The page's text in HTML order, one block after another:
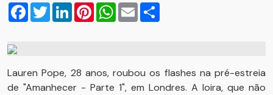
Facebook
TwitterLinkedInPinterestWhatsApp
Email
Lauren Pope, 28 anos, roubou os flashes na pré-estreia
de "Amanhecer - Parte 1", em Londres. A loira, que não